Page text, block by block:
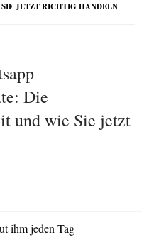
JETZT RICHTIG HANDELN
Die
und wie Sie jetzt
ihm jeden Tag